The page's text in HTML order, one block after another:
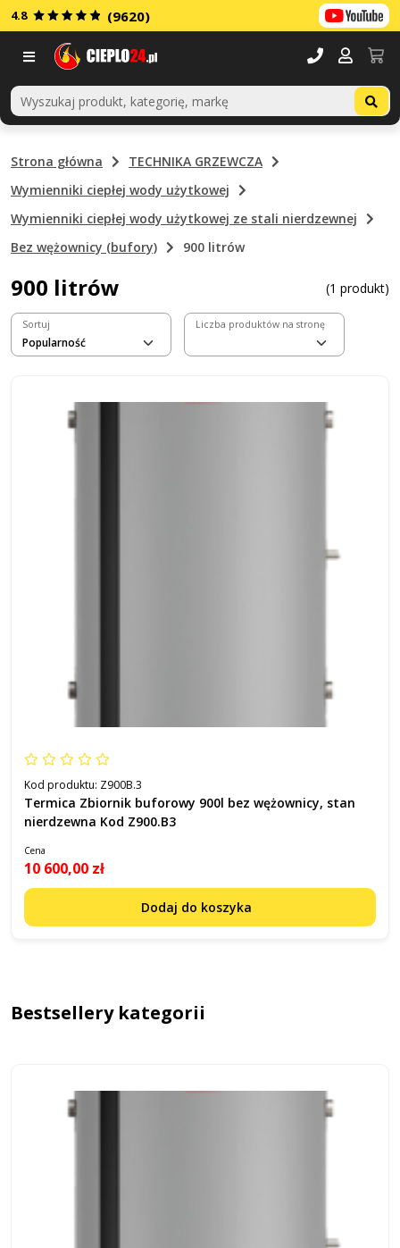
4.8 (9620)
Strona główna
TECHNIKA GRZEWCZA
Wymienniki ciepłej wody użytkowej
Wymienniki ciepłej wody użytkowej ze stali nierdzewnej
Bez wężownicy (bufory)
900 litrów
900 litrów (1 produkt)
Sortuj Liczba produktów na stronę
Kod produktu: Z900B.3
Termica Zbiornik buforowy 900l bez wężownicy, stan
nierdzewna Kod Z900.B3
Cena
10 600,00 zł
Dodaj do koszyka
Bestsellery kategorii